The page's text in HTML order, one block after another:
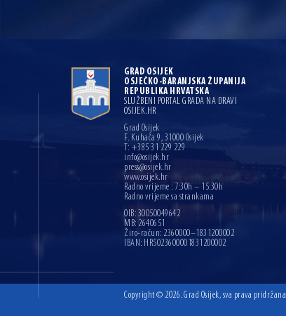
GRAD OSIJEK
OSJEČKO-BARANJSKA ŽUPANIJA
REPUBLIKA HRVATSKA
SLUŽBENI PORTAL GRADA NA DRAVI
OSIJEK.HR
Grad Osijek
F. Kuhača 9, 31000 Osijek
T: +385 31 229 229
info@osijek.hr
press@osijek.hr
www.osijek.hr
Radno vrijeme : 7:30h – 15:30h
Radno vrijeme sa strankama
OIB: 30050049642
MB: 2640651
Žiro-račun: 2360000–1831200002
IBAN: HR5023600001831200002
Copyright © 2026. Grad Osijek, sva prava pridržana